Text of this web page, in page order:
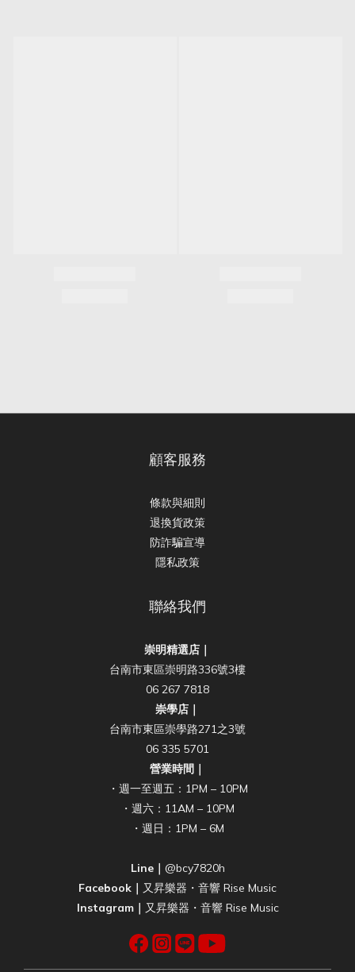
顧客服務
條款與細則
退換貨政策
防詐騙宣導
隱私政策
聯絡我們
崇明精選店｜
台南市東區崇明路336號3樓
06 267 7818
崇學店｜
台南市東區崇學路271之3號
06 335 5701
營業時間｜
・週一至週五：1PM – 10PM
・週六：11AM – 10PM
・週日：1PM – 6M
Line｜ @bcy7820h
Facebook｜ 又昇樂器・音響 Rise Music
Instagram｜ 又昇樂器・音響 Rise Music